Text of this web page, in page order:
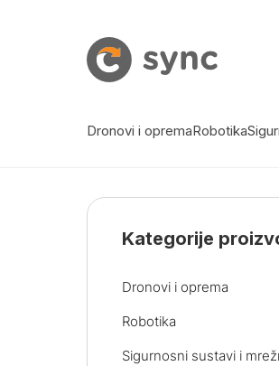
Dronovi i opremaRobotika
Kategorije
Dronovi i oprema
Robotika
Sigurnosni sustavi i